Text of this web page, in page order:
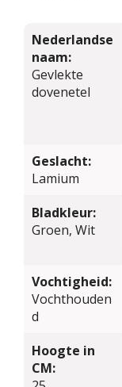
Nederlandse
naam:
Gevlekte
dovenetel
Geslacht:
Lamium
Bladkleur:
Groen, Wit
Vochtigheid:
Vochthouden
d
Hoogte in
CM: